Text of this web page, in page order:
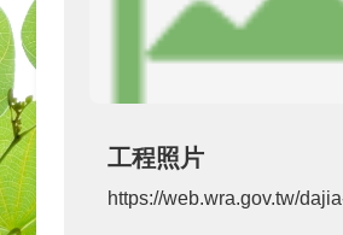
工程照片
https://web.wra.gov.tw/